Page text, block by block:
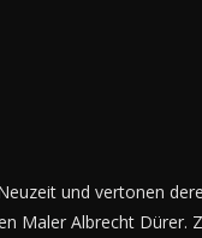
und vertonen
Maler Albrecht Dürer.